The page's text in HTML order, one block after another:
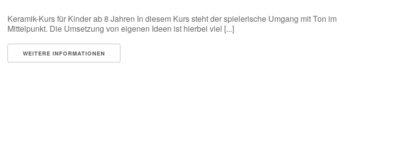
Keramik-Kurs für Kinder ab 8 Jahren In diesem Kurs steht der spielerische Umgang mit Ton im
Mittelpunkt. Die Umsetzung von eigenen Ideen ist hierbei viel [...]
WEITERE INFORMATIONEN